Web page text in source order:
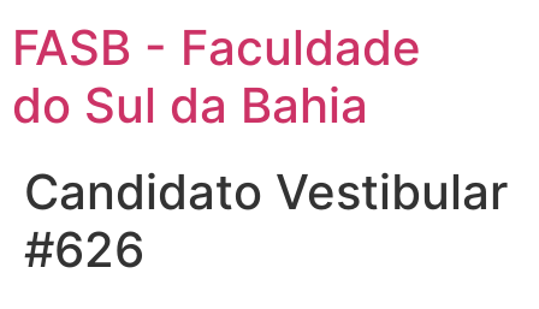
FASB - Faculdade
do Sul da Bahia
Candidato Vestibular
#626